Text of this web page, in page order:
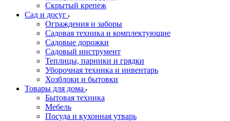
Скрытый крепеж
Сад и досуг
Ограждения и заборы
Садовая техника и комплектующие
Садовые дорожки
Садовый инструмент
Теплицы, парники и грядки
Уборочная техника и инвентарь
Хозблоки и бытовки
Товары для дома
Бытовая техника
Мебель
Посуда и кухонная утварь